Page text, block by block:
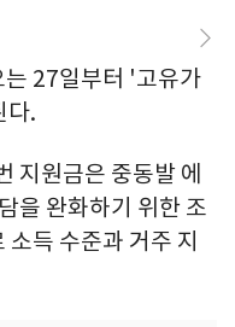
27일부터 '고유가
다.
지원금은 중동발 에
을 완화하기 위한 조
득 수준과 거주 지